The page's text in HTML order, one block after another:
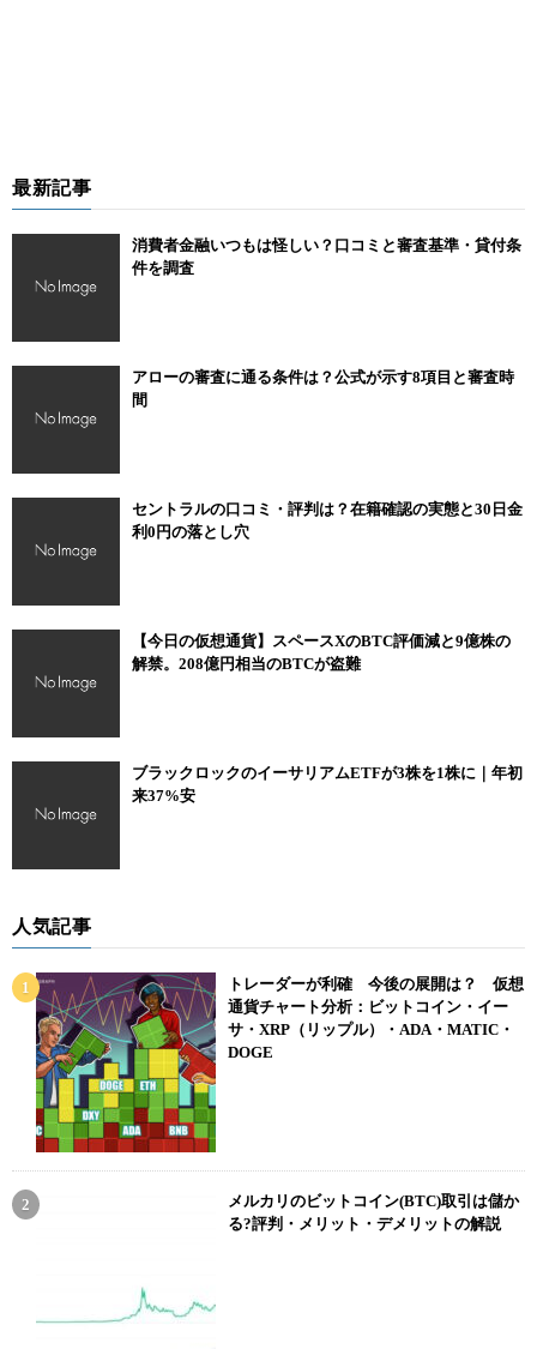
最新記事
消費者金融いつもは怪しい？口コミと審査基準・貸付条
件を調査
アローの審査に通る条件は？公式が示す8項目と審査時
間
セントラルの口コミ・評判は？在籍確認の実態と30日金
利0円の落とし穴
【今日の仮想通貨】スペースXのBTC評価減と9億株の
解禁。208億円相当のBTCが盗難
ブラックロックのイーサリアムETFが3株を1株に｜年初
来37%安
人気記事
トレーダーが利確 今後の展開は？ 仮想
通貨チャート分析：ビットコイン・イー
サ・XRP（リップル）・ADA・MATIC・
DOGE
メルカリのビットコイン(BTC)取引は儲か
る?評判・メリット・デメリットの解説